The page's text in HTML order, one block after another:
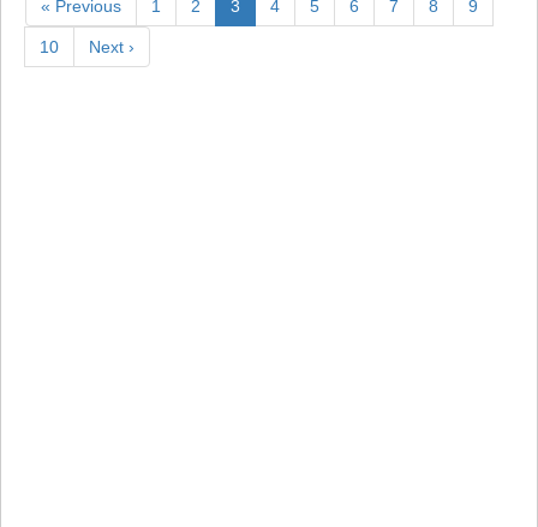
« Previous 1 2 3 4 5 6 7 8 9
10 Next ›